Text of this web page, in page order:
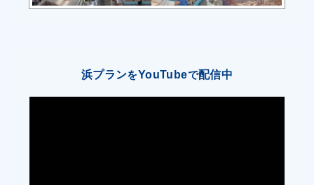
①漁協女性部の活動を支援する。
食のメニューに地元水産物を採用してもらう。
浜プランをYouTubeで配信中